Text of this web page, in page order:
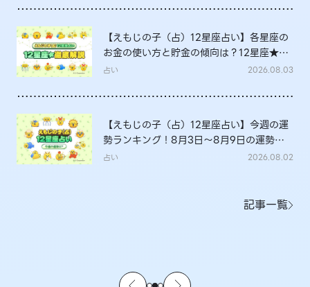
【えもじの子（占）12星座占い】各星座の
お金の使い方と貯金の傾向は？12星座★徹
底解説
占い 2026.08.03
【えもじの子（占）12星座占い】今週の運
勢ランキング！8月3日～8月9日の運勢
は？
占い 2026.08.02
記事一覧